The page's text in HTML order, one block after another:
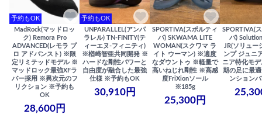
予約もOK
MadRock(マッドロッ
ク) Remora Pro
ADVANCED(レモラ プ
ロ アドバンスト) ※限
定リミテッドモデル ※
マッドロック最強XFラ
バー採用 ※異次元のフ
リクション ※予約も
OK
28,600円
予約もOK
UNPARALLEL(アンパ
ラレル) TN-FINITY(テ
ィーエヌ-フィニティ)
※楢崎智亜共同開発 ※
ハードな剛性パワーと
自由度が融合した最強
仕様 ※予約もOK
30,910円
SPORTIVA(スポルティ
バ) SKWAMA LITE
WOMAN(スクワマ ラ
イト ウーマン) ※適度
なダウントゥ ※軽量で
高いねじれ剛性 ※高感
度FriXionソール
※185g
25,300円
SPORTIVA(
バ)
JR(ソリュー
ンプ ジュニ
ニア特化モ
期の足に最
ンション